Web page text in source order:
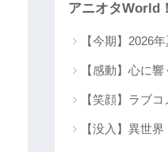
アニオタWorld
【今期】2026
【感動】心に
【笑顔】ラブ
【没入】異世